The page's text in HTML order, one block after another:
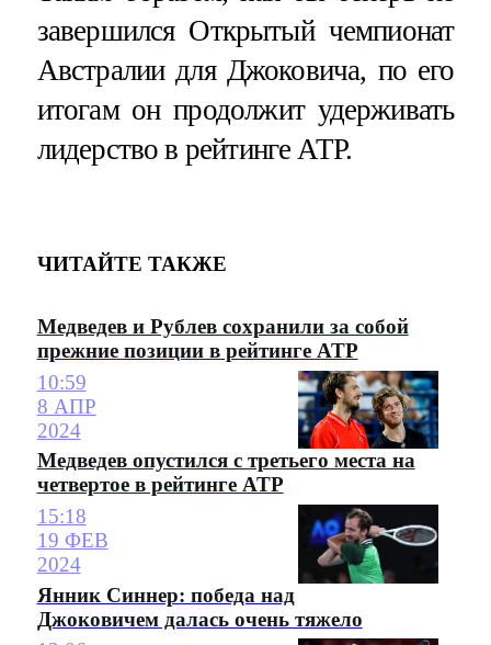
завершился Открытый чемпионат
Австралии для Джоковича, по его
итогам он продолжит удерживать
лидерство в рейтинге ATP.
ЧИТАЙТЕ ТАКЖЕ
Медведев и Рублев сохранили за собой
прежние позиции в рейтинге ATP
10:59
8 АПР
2024
Медведев опустился с третьего места на
четвертое в рейтинге ATP
15:18
19 ФЕВ
2024
Янник Синнер: победа над
Джоковичем далась очень тяжело